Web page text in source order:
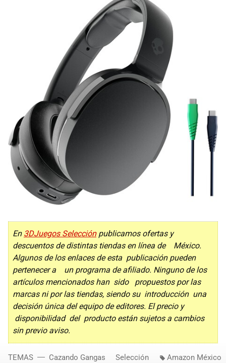
En 3DJuegos Selecciónpublicamos ofertas y
descuentos de distintas tiendas en línea de México.
Algunos de los enlaces de esta publicación pueden
pertenecer a un programa de afiliado. Ninguno de los
artículos mencionados han sido propuestos por las
marcas ni por las tiendas, siendo su introducción una
decisión única del equipo de editores. El precio y
disponibilidad del producto están sujetos a cambios
sin previo aviso.
TEMAS Cazando Gangas Selección Amazon México